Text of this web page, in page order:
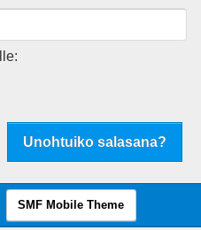
Unohtuiko salasana?
SMF Mobile Theme